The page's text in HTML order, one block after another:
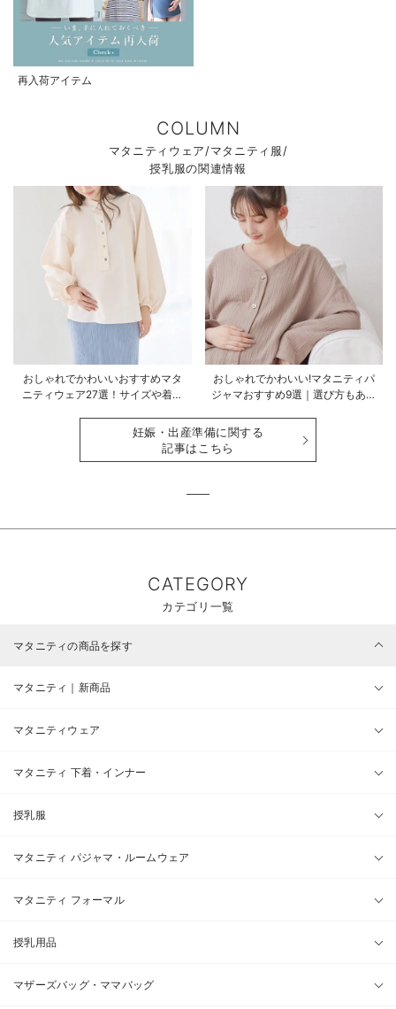
再入荷アイテム
COLUMN
マタニティウェア/マタニティ服/
授乳服の関連情報
おしゃれでかわいいおすすめマタ
ニティウェア27選！サイズや着る
おしゃれでかわいい!マタニティパ
ジャマおすすめ9選｜選び方もあわ
妊娠・出産準備に関する
記事はこちら
CATEGORY
カテゴリ一覧
マタニティの商品を探す
マタニティ｜新商品
マタニティウェア
マタニティ 下着・インナー
授乳服
マタニティ パジャマ・ルームウェア
マタニティ フォーマル
授乳用品
マザーズバッグ・ママバッグ